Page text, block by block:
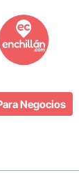
Negocios